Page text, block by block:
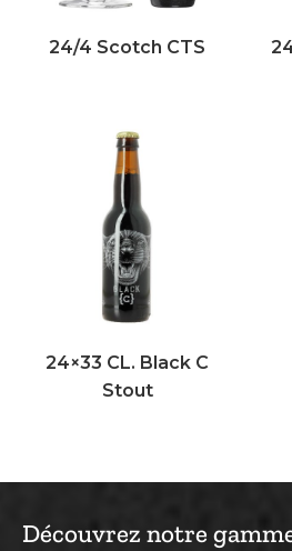
24/4 Scotch CTS
24×33 CL. Black C
Stout
Découvrez notre